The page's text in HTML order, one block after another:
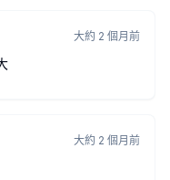
大約 2 個月前
大約 2 個月前